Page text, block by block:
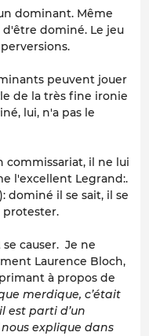
dominant. Même
d'être dominé. Le jeu
peuvent jouer
de la très fine ironie
lui, n'a pas le
commissariat, il ne lui
l'excellent Legrand:.
dominé il se sait, il se
protester.
causer. Je ne
Laurence Bloch,
à propos de
merdique, c’était
est parti d’un
explique dans